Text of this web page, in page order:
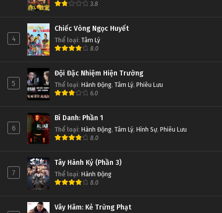
3.8
4
Chiếc Vòng Ngọc Huyết
Thể loại: Tâm Lý
8.0
5
Đội Đặc Nhiệm Hiện Trường
Thể loại: Hành Động, Tâm Lý, Phiêu Lưu
6.0
6
Bí Danh: Phần 1
Thể loại: Hành Động, Tâm Lý, Hình Sự, Phiêu Lưu
8.0
7
Tây Hành Kỷ (Phần 3)
Thể loại: Hành Động
8.0
Vây Hãm: Kẻ Trừng Phạt